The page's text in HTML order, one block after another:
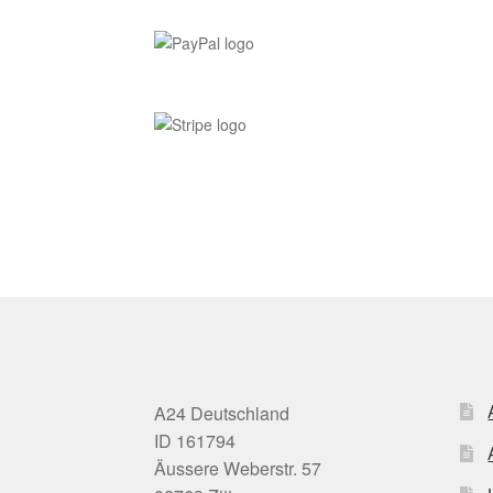
A24 Deutschland
ID 161794
Äussere Weberstr. 57